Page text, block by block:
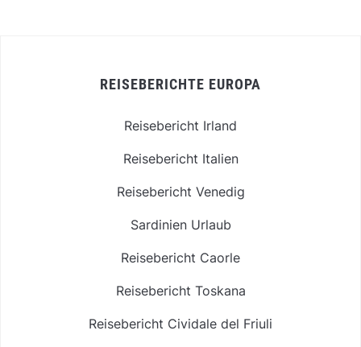
REISEBERICHTE EUROPA
Reisebericht Irland
Reisebericht Italien
Reisebericht Venedig
Sardinien Urlaub
Reisebericht Caorle
Reisebericht Toskana
Reisebericht Cividale del Friuli